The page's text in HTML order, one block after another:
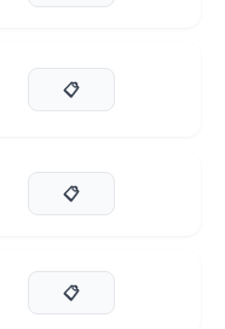
📋
📋
📋